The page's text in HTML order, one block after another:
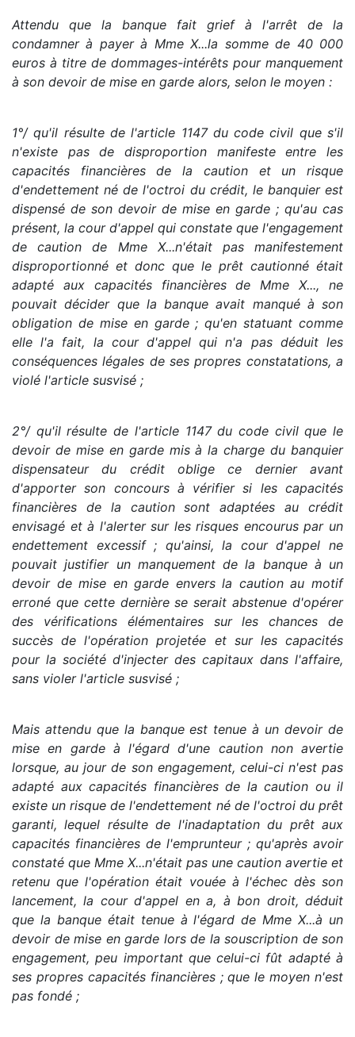
Attendu que la banque fait grief à l'arrêt de la
condamner à payer à Mme X...la somme de 40 000
euros à titre de dommages-intérêts pour manquement
à son devoir de mise en garde alors, selon le moyen :
1°/ qu'il résulte de l'article 1147 du code civil que s'il
n'existe pas de disproportion manifeste entre les
capacités financières de la caution et un risque
d'endettement né de l'octroi du crédit, le banquier est
dispensé de son devoir de mise en garde ; qu'au cas
présent, la cour d'appel qui constate que l'engagement
de caution de Mme X...n'était pas manifestement
disproportionné et donc que le prêt cautionné était
adapté aux capacités financières de Mme X..., ne
pouvait décider que la banque avait manqué à son
obligation de mise en garde ; qu'en statuant comme
elle l'a fait, la cour d'appel qui n'a pas déduit les
conséquences légales de ses propres constatations, a
violé l'article susvisé ;
2°/ qu'il résulte de l'article 1147 du code civil que le
devoir de mise en garde mis à la charge du banquier
dispensateur du crédit oblige ce dernier avant
d'apporter son concours à vérifier si les capacités
financières de la caution sont adaptées au crédit
envisagé et à l'alerter sur les risques encourus par un
endettement excessif ; qu'ainsi, la cour d'appel ne
pouvait justifier un manquement de la banque à un
devoir de mise en garde envers la caution au motif
erroné que cette dernière se serait abstenue d'opérer
des vérifications élémentaires sur les chances de
succès de l'opération projetée et sur les capacités
pour la société d'injecter des capitaux dans l'affaire,
sans violer l'article susvisé ;
Mais attendu que la banque est tenue à un devoir de
mise en garde à l'égard d'une caution non avertie
lorsque, au jour de son engagement, celui-ci n'est pas
adapté aux capacités financières de la caution ou il
existe un risque de l'endettement né de l'octroi du prêt
garanti, lequel résulte de l'inadaptation du prêt aux
capacités financières de l'emprunteur ; qu'après avoir
constaté que Mme X...n'était pas une caution avertie et
retenu que l'opération était vouée à l'échec dès son
lancement, la cour d'appel en a, à bon droit, déduit
que la banque était tenue à l'égard de Mme X...à un
devoir de mise en garde lors de la souscription de son
engagement, peu important que celui-ci fût adapté à
ses propres capacités financières ; que le moyen n'est
pas fondé ;